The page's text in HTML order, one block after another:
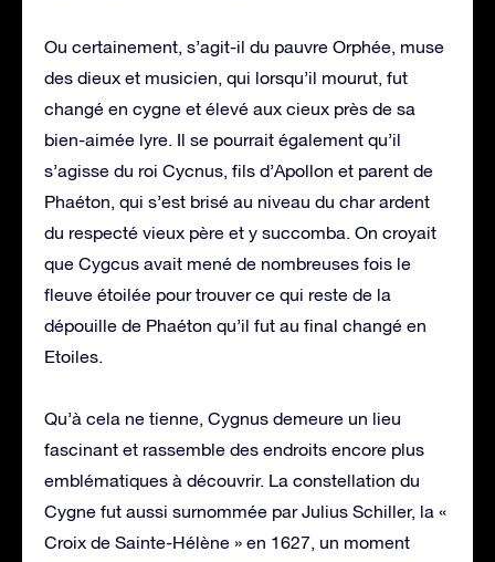
Ou certainement, s’agit-il du pauvre Orphée, muse
des dieux et musicien, qui lorsqu’il mourut, fut
changé en cygne et élevé aux cieux près de sa
bien-aimée lyre. Il se pourrait également qu’il
s’agisse du roi Cycnus, fils d’Apollon et parent de
Phaéton, qui s’est brisé au niveau du char ardent
du respecté vieux père et y succomba. On croyait
que Cygcus avait mené de nombreuses fois le
fleuve étoilée pour trouver ce qui reste de la
dépouille de Phaéton qu’il fut au final changé en
Etoiles.
Qu’à cela ne tienne, Cygnus demeure un lieu
fascinant et rassemble des endroits encore plus
emblématiques à découvrir. La constellation du
Cygne fut aussi surnommée par Julius Schiller, la «
Croix de Sainte-Hélène » en 1627, un moment